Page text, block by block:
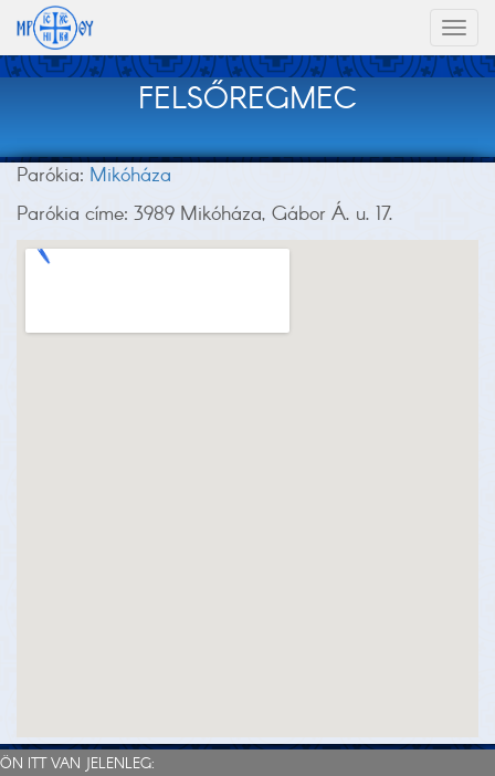
FELSŐREGMEC
Parókia: Mikóháza
Parókia címe: 3989 Mikóháza, Gábor Á. u. 17.
ÖN ITT VAN JELENLEG: